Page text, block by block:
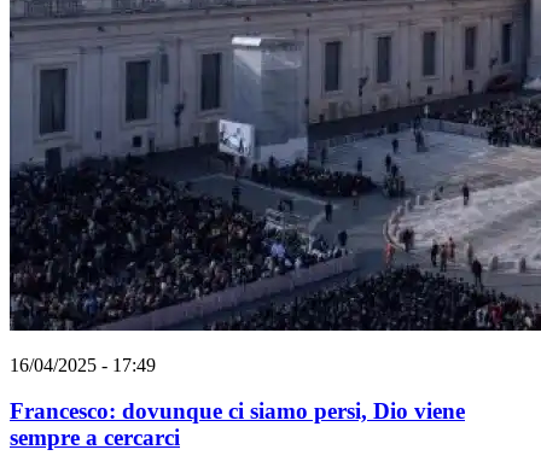
16/04/2025 - 17:49
Francesco: dovunque ci siamo persi, Dio viene
sempre a cercarci